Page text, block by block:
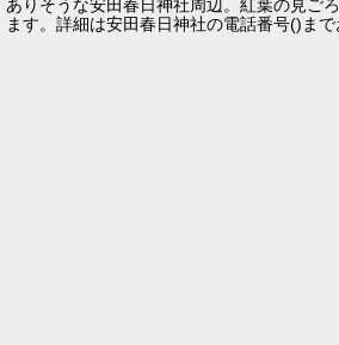
ありそうな安田春日神社周辺。紅葉の見ご
ます。詳細は安田春日神社の電話番号()まで